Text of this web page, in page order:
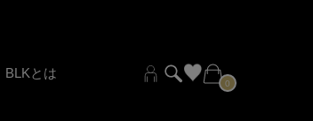
BLKとは
0